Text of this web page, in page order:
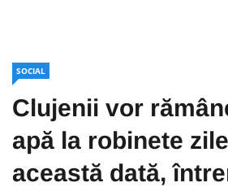
SOCIAL
Clujenii vor
apă la robinete
această dată,